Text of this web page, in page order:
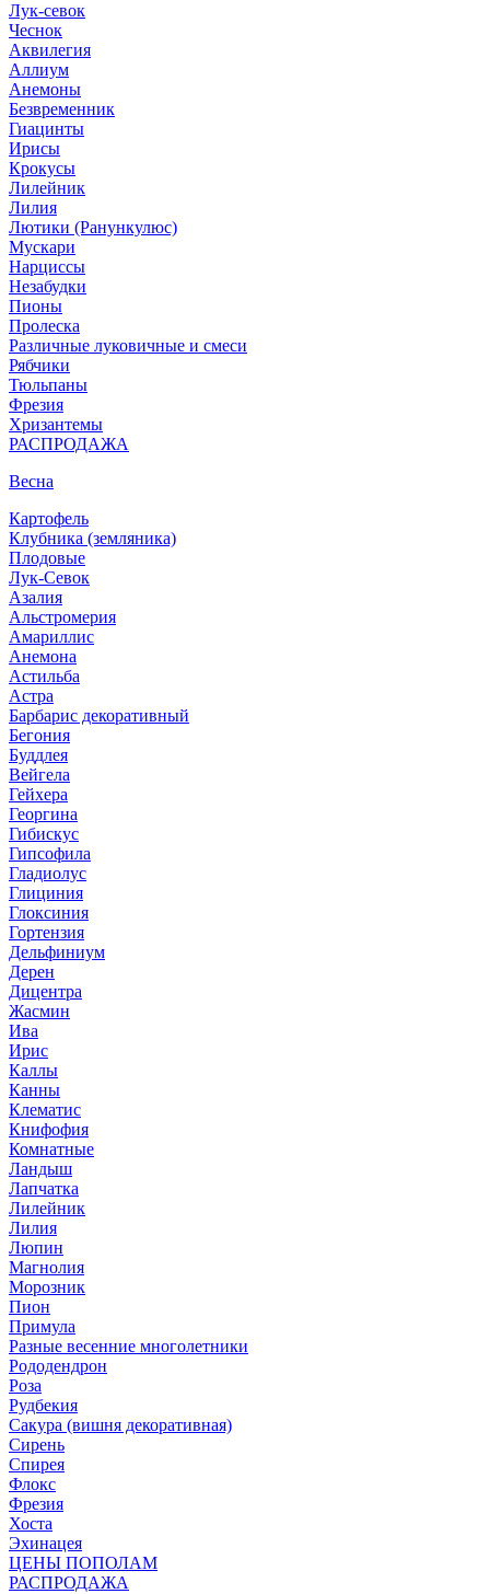
Лук-севок
Чеснок
Аквилегия
Аллиум
Анемоны
Безвременник
Гиацинты
Ирисы
Крокусы
Лилейник
Лилия
Лютики (Ранункулюс)
Мускари
Нарцисcы
Незабудки
Пионы
Пролеска
Различные луковичные и смеси
Рябчики
Тюльпаны
Фрезия
Хризантемы
РАСПРОДАЖА
Весна
Картофель
Клубника (земляника)
Плодовые
Лук-Севок
Азалия
Альстромерия
Амариллис
Анемона
Астильба
Астра
Барбарис декоративный
Бегония
Буддлея
Вейгела
Гейхера
Георгина
Гибискус
Гипсофила
Гладиолус
Глициния
Глоксиния
Гортензия
Дельфиниум
Дерен
Дицентра
Жасмин
Ива
Ирис
Каллы
Канны
Клематис
Книфофия
Комнатные
Ландыш
Лапчатка
Лилейник
Лилия
Люпин
Магнолия
Морозник
Пион
Примула
Разные весенние многолетники
Рододендрон
Роза
Рудбекия
Сакура (вишня декоративная)
Сирень
Спирея
Флокс
Фрезия
Хоста
Эхинацея
ЦЕНЫ ПОПОЛАМ
РАСПРОДАЖА